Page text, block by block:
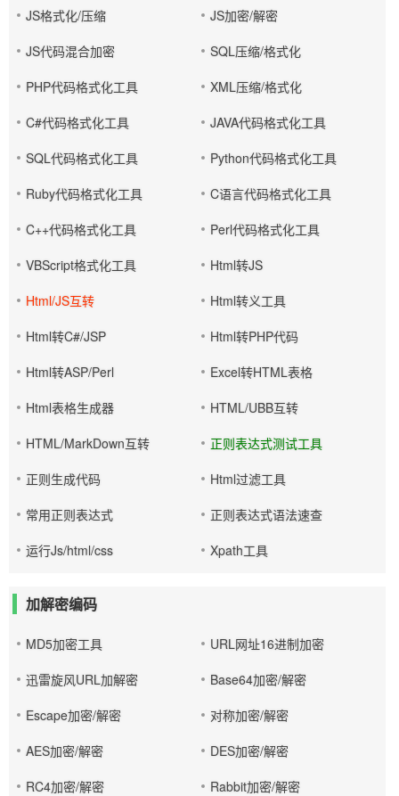
JS格式化/压缩
JS加密/解密
JS代码混合加密
SQL压缩/格式化
PHP代码格式化工具
XML压缩/格式化
C#代码格式化工具
JAVA代码格式化工具
SQL代码格式化工具
Python代码格式化工具
Ruby代码格式化工具
C语言代码格式化工具
C++代码格式化工具
Perl代码格式化工具
VBScript格式化工具
Html转JS
Html/JS互转
Html转义工具
Html转C#/JSP
Html转PHP代码
Html转ASP/Perl
Excel转HTML表格
Html表格生成器
HTML/UBB互转
HTML/MarkDown互转
正则表达式测试工具
正则生成代码
Html过滤工具
常用正则表达式
正则表达式语法速查
运行Js/html/css
Xpath工具
加解密编码
MD5加密工具
URL网址16进制加密
迅雷旋风URL加解密
Base64加密/解密
Escape加密/解密
对称加密/解密
AES加密/解密
DES加密/解密
RC4加密/解密
Rabbit加密/解密